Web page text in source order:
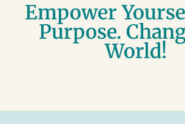
Empower
Purpose.
World!